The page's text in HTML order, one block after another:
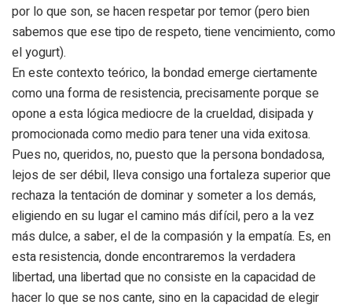
por lo que son, se hacen respetar por temor (pero bien
sabemos que ese tipo de respeto, tiene vencimiento, como
el yogurt).
En este contexto teórico, la bondad emerge ciertamente
como una forma de resistencia, precisamente porque se
opone a esta lógica mediocre de la crueldad, disipada y
promocionada como medio para tener una vida exitosa.
Pues no, queridos, no, puesto que la persona bondadosa,
lejos de ser débil, lleva consigo una fortaleza superior que
rechaza la tentación de dominar y someter a los demás,
eligiendo en su lugar el camino más difícil, pero a la vez
más dulce, a saber, el de la compasión y la empatía. Es, en
esta resistencia, donde encontraremos la verdadera
libertad, una libertad que no consiste en la capacidad de
hacer lo que se nos cante, sino en la capacidad de elegir